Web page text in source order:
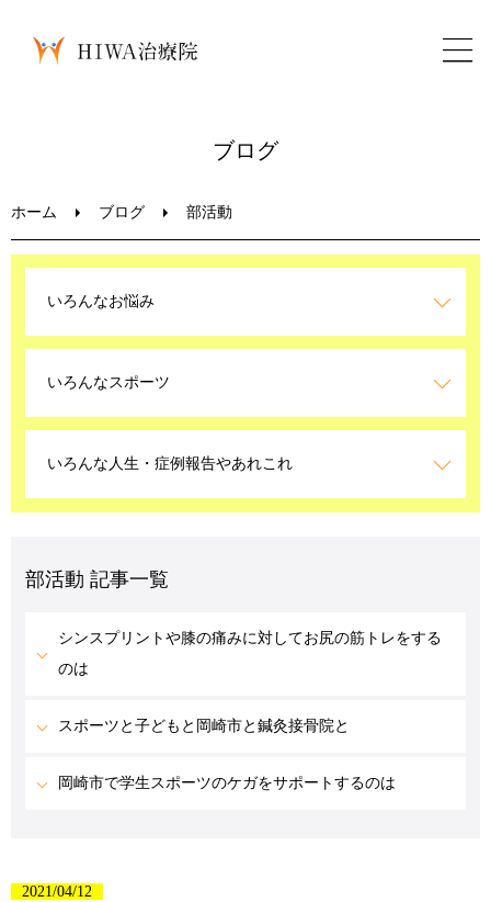
LINEお問い合わせ
ブログ
ホーム ブログ 部活動
いろんなお悩み
いろんなスポーツ
いろんな人生・症例報告やあれこれ
部活動 記事一覧
シンスプリントや膝の痛みに対してお尻の筋トレをする
のは
スポーツと子どもと岡崎市と鍼灸接骨院と
岡崎市で学生スポーツのケガをサポートするのは
2021/04/12